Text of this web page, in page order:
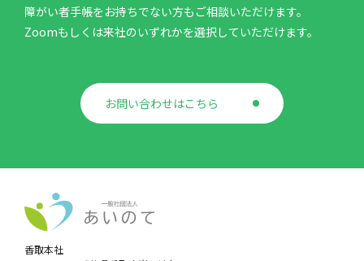
障がい者手帳をお持ちでない方もご相談いただけます。
Zoomもしくは来社のいずれかを選択していただけます。
お問い合わせはこちら
香取本社